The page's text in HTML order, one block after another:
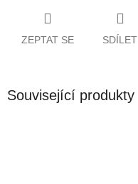
ZEPTAT SE SDÍLET
Související produkty